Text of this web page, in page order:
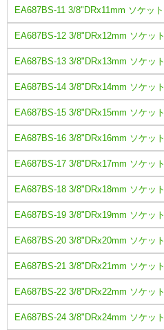
EA687BS-11 3/8"DRx11mm ソケット
EA687BS-12 3/8"DRx12mm ソケット
EA687BS-13 3/8"DRx13mm ソケット
EA687BS-14 3/8"DRx14mm ソケット
EA687BS-15 3/8"DRx15mm ソケット
EA687BS-16 3/8"DRx16mm ソケット
EA687BS-17 3/8"DRx17mm ソケット
EA687BS-18 3/8"DRx18mm ソケット
EA687BS-19 3/8"DRx19mm ソケット
EA687BS-20 3/8"DRx20mm ソケット
EA687BS-21 3/8"DRx21mm ソケット
EA687BS-22 3/8"DRx22mm ソケット
EA687BS-24 3/8"DRx24mm ソケット